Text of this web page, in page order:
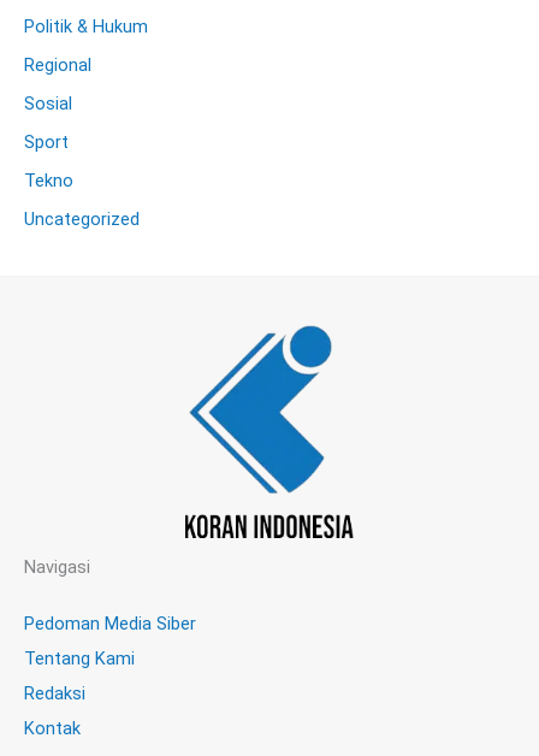
Politik & Hukum
Regional
Sosial
Sport
Tekno
Uncategorized
Navigasi
Pedoman Media Siber
Tentang Kami
Redaksi
Kontak